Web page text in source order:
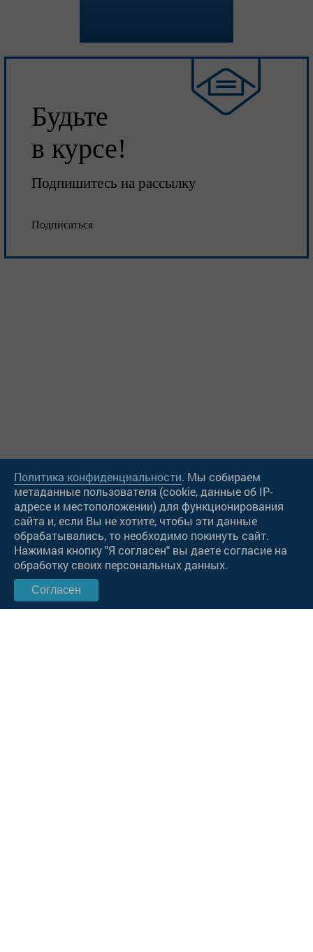
Чат в Viber
Чат в WatsApp
Будьте
в курсе!
Подпишитесь на рассылку
Подписаться
Политика конфиденциальности. Мы собираем
метаданные пользователя (cookie, данные об IP-
адресе и местоположении) для функционирования
сайта и, если Вы не хотите, чтобы эти данные
обрабатывались, то необходимо покинуть сайт.
Нажимая кнопку "Я согласен" вы даете согласие на
обработку своих персональных данных.
Согласен